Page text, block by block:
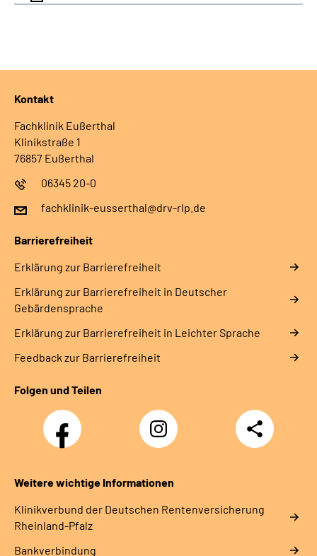
Kontakt
Fachklinik Eußerthal
Klinikstraße 1
76857 Eußerthal
06345 20-0
fachklinik-eusserthal@drv-rlp.de
Barrierefreiheit
Erklärung zur Barrierefreiheit
Erklärung zur Barrierefreiheit in Deutscher
Gebärdensprache
Erklärung zur Barrierefreiheit in Leichter Sprache
Feedback zur Barrierefreiheit
Folgen und Teilen
Facebook
Instagram
DRV
Nachwuchskräfte
Teilen
Weitere wichtige Informationen
Klinikverbund der Deutschen Rentenversicherung
Rheinland-Pfalz
Bankverbindung